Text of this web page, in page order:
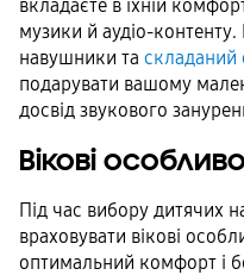
вкладаєте в їхній
музики й аудіо-
навушники та складаний
подарувати вашому
досвід звукового
Вікові
Під час вибору дитячих
враховувати вікові
оптимальний комфорт і